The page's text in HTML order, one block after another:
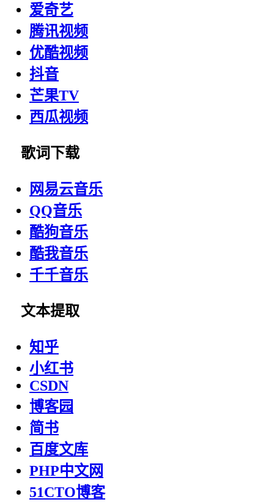
爱奇艺
腾讯视频
优酷视频
抖音
芒果TV
西瓜视频
歌词下载
网易云音乐
QQ音乐
酷狗音乐
酷我音乐
千千音乐
文本提取
知乎
小红书
CSDN
博客园
简书
百度文库
PHP中文网
51CTO博客